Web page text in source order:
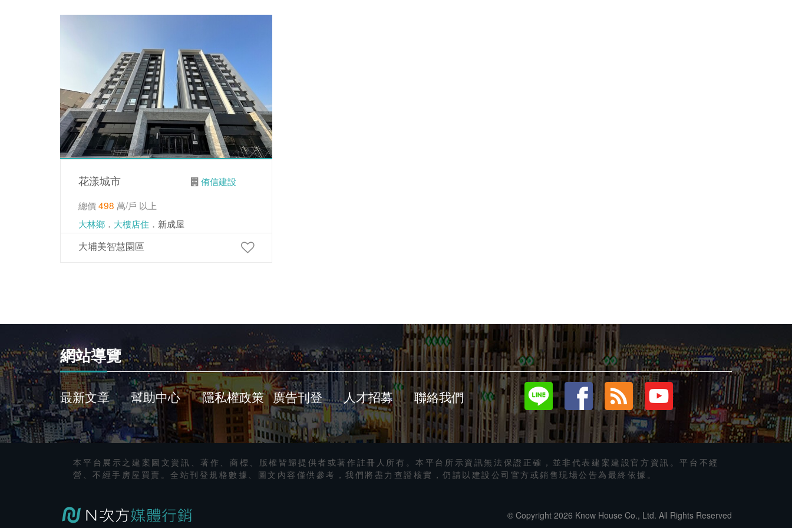
花漾城市
侑信建設
總價498 萬/戶 以上
大林鄉 ． 大樓店住 ．新成屋
大埔美智慧園區
網站導覽
最新文章 幫助中心 隱私權政策 廣告刊登 人才招募 聯絡我們
本平台展示之建案圖文資訊、著作、商標、版權皆歸提供者或著作註冊人所有。本平台所示資訊無法保證正確，並非代表建案建設官方資訊。平台不經
營、不經手房屋買賣。全站刊登規格數據、圖文內容僅供參考，我們將盡力查證核實，仍請以建設公司官方或銷售現場公告為最終依據。
© Copyright 2026 Know House Co., Ltd. All Rights Reserved